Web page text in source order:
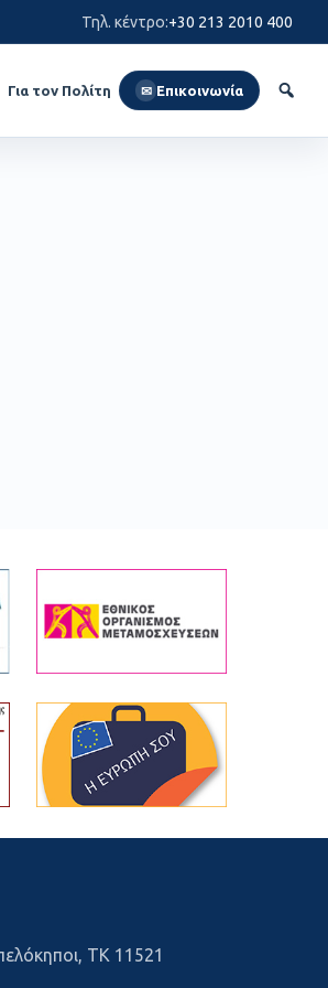
Τηλ. κέντρο:+30 213 2010 400
Για τον Πολίτη ✉ Επικοινωνία
ΤΚ 11521